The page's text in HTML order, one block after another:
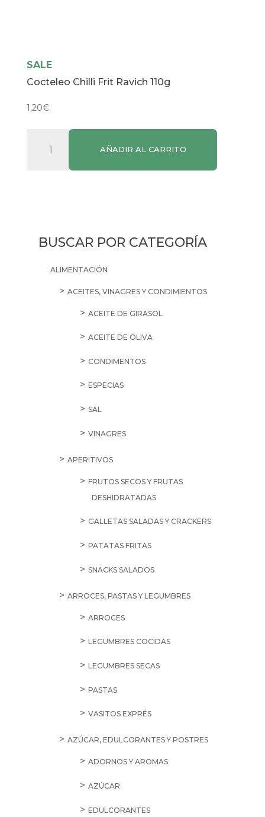
SALE
Cocteleo Chilli Frit Ravich 110g
1,20€
Cocteleo
AÑADIR AL CARRITO
BUSCAR POR CATEGORÍA
ALIMENTACIÓN
ACEITES, VINAGRES Y CONDIMIENTOS
ACEITE DE GIRASOL
ACEITE DE OLIVA
CONDIMENTOS
ESPECIAS
SAL
VINAGRES
APERITIVOS
FRUTOS SECOS Y FRUTAS
DESHIDRATADAS
GALLETAS SALADAS Y CRACKERS
PATATAS FRITAS
SNACKS SALADOS
ARROCES, PASTAS Y LEGUMBRES
ARROCES
LEGUMBRES COCIDAS
LEGUMBRES SECAS
PASTAS
VASITOS EXPRÉS
AZÚCAR, EDULCORANTES Y POSTRES
ADORNOS Y AROMAS
AZÚCAR
EDULCORANTES